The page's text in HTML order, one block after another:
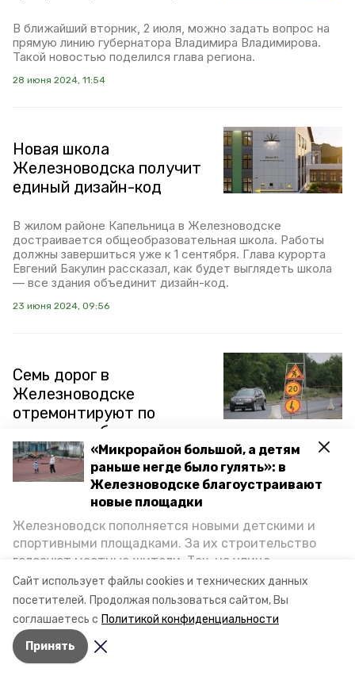
Сайт использует файлы cookies и технических данных
посетителей. Продолжая пользоваться сайтом, Вы
соглашаетесь с Политикой конфиденциальности
Принять
«Микрорайон большой, а детям
раньше негде было гулять»: в
Железноводске благоустраивают
новые площадки
Железноводск пополняется новыми детскими и
спортивными площадками. За их строительство
голосуют местные жители. Так, на улице
Октябрьской уже появилось современное
пространство для отдыха, а в Иноземцеве
приступили к возведению большой спортплощадки.
Подробнее о том, как она будет выглядеть — в
фоторепортаже «Победы26».
В ближайший вторник, 2 июля, можно задать вопрос на
прямую линию губернатора Владимира Владимирова.
Такой новостью поделился глава региона.
28 июня 2024, 11:54
Новая школа
Железноводска получит
единый дизайн-код
В жилом районе Капельница в Железноводске
достраивается общеобразовательная школа. Работы
должны завершиться уже к 1 сентября. Глава курорта
Евгений Бакулин рассказал, как будет выглядеть школа
— все здания объединит дизайн-код.
23 июня 2024, 09:56
Семь дорог в
Железноводске
отремонтируют по
решению губернатора
Владимирова
Из бюджета Ставропольского края будут выделены
дополнительные средства для ремонта дорог в
Железноводске. Ожидается, что будет
отремонтировано семь дорог, одна из которых не
ремонтировалась около 10 лет, сообщает
администрация курорта.
12 июня 2024, 09:51
Новые инвестиции